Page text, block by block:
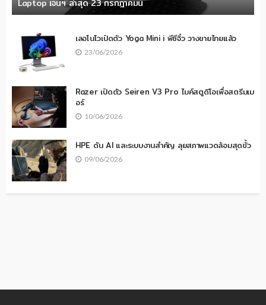
Laptop เจนฯ ล่าสุด 23 กรกฎาคมนี้
เลอโนโวเปิดตัว Yoga Mini i พีซีจิ๋ว วางขายไทยแล้ว
23/06/2026
Razer เปิดตัว Seiren V3 Pro ไมค์สตูดิโอเพื่อสตรีมเม
อร์
10/06/2026
HPE ดัน AI และระบบงานสำคัญ ลุยสภาพแวดล้อมสุดขั้ว
09/06/2026